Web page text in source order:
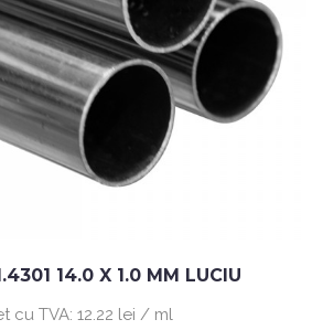
14.0 X 1.0 MM LUCIU
cu TVA: 12.22 lei / ml